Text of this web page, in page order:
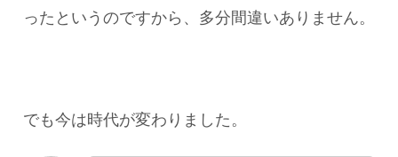
ったというのですから、多分間違いありません。
でも今は時代が変わりました。